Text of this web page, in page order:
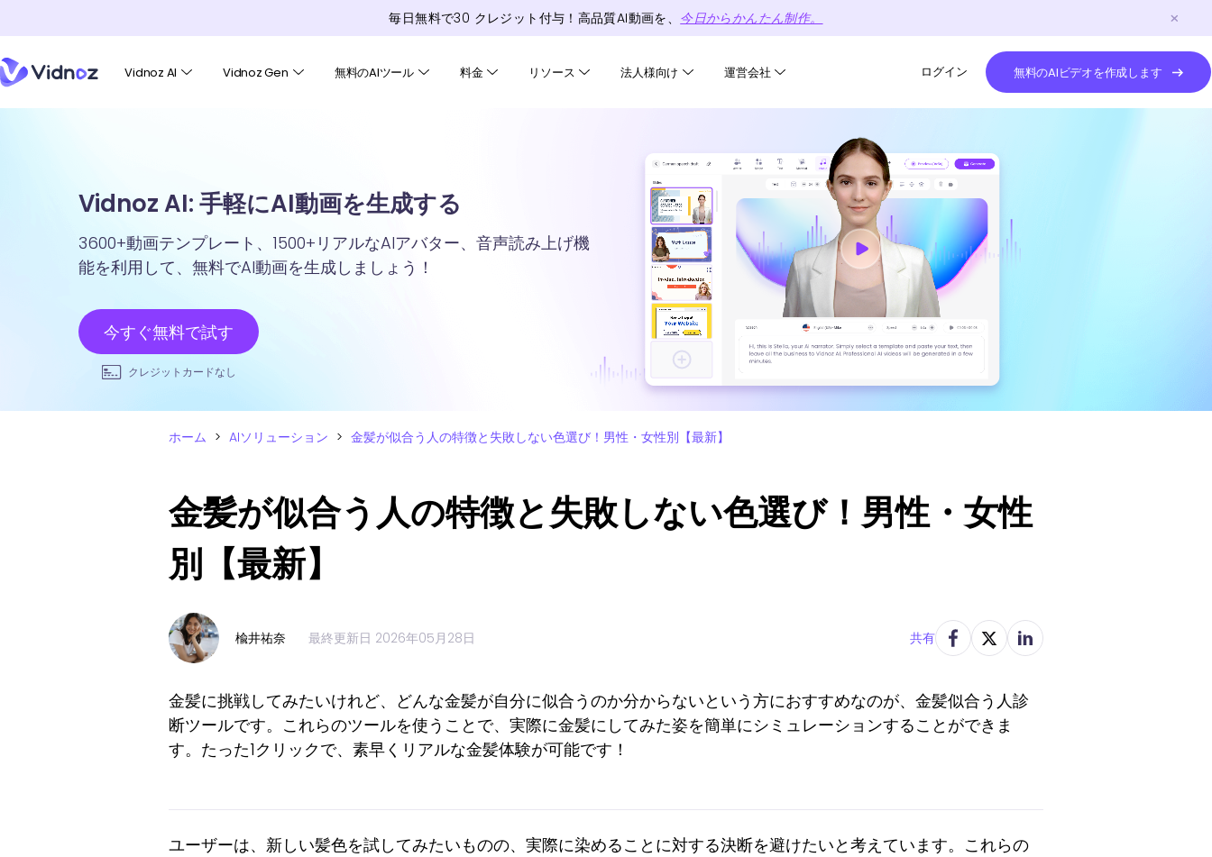
毎日無料で30 クレジット 付与！高品質AI動画を、 今日からかんたん制作。
Vidnoz AI Vidnoz Gen 無料のAIツール 料金 リソース 法人様向け 運営会社 ログイン 無料のAIビデオを作成します
Vidnoz AI: 手軽にAI動画を生成する
3600+動画テンプレート、1500+リアルなAIアバター、音声読み上げ機
能を利用して、無料でAI動画を生成しましょう！
今すぐ無料で試す
クレジットカードなし
ホーム > AIソリューション > 金髪が似合う人の特徴と失敗しない色選び！男性・女性別【最新】
金髪が似合う人の特徴と失敗しない色選び！男性・女性
別【最新】
楡井祐奈 最終更新日 2026年05月28日 共有
金髪に挑戦してみたいけれど、どんな金髪が自分に似合うのか分からないという方におすすめなのが、金髪似合う人診
断ツールです。これらのツールを使うことで、実際に金髪にしてみた姿を簡単にシミュレーションすることができま
す。たった1クリックで、素早くリアルな金髪体験が可能です！
ユーザーは、新しい髪色を試してみたいものの、実際に染めることに対する決断を避けたいと考えています。これらの